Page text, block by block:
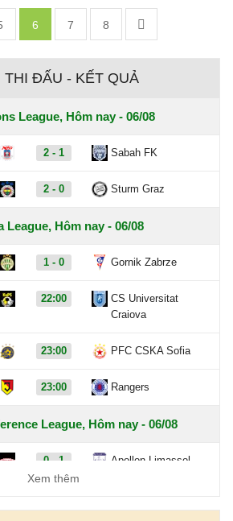
6 7 8
THI ĐẤU - KẾT QUẢ
League, Hôm nay - 06/08
2 - 1 Sabah FK
2 - 0 Sturm Graz
League, Hôm nay - 06/08
1 - 0 Gornik Zabrze
22:00
CS Universitat
Craiova
23:00 PFC CSKA Sofia
23:00 Rangers
League, Hôm nay - 06/08
0 - 1 Apollon Limassol
Xem thêm